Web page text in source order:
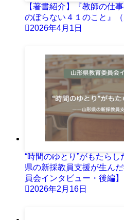
【著書紹介】『教師の仕
のぼらない４１のこと』（
2026年4月1日
“時間のゆとり”がもたら
県の新採教員支援が生ん
員会インタビュー・後編】
2026年2月16日